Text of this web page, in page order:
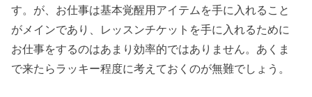
す。が、お仕事は基本覚醒用アイテムを手に入れること
がメインであり、レッスンチケットを手に入れるために
お仕事をするのはあまり効率的ではありません。あくま
で来たらラッキー程度に考えておくのが無難でしょう。